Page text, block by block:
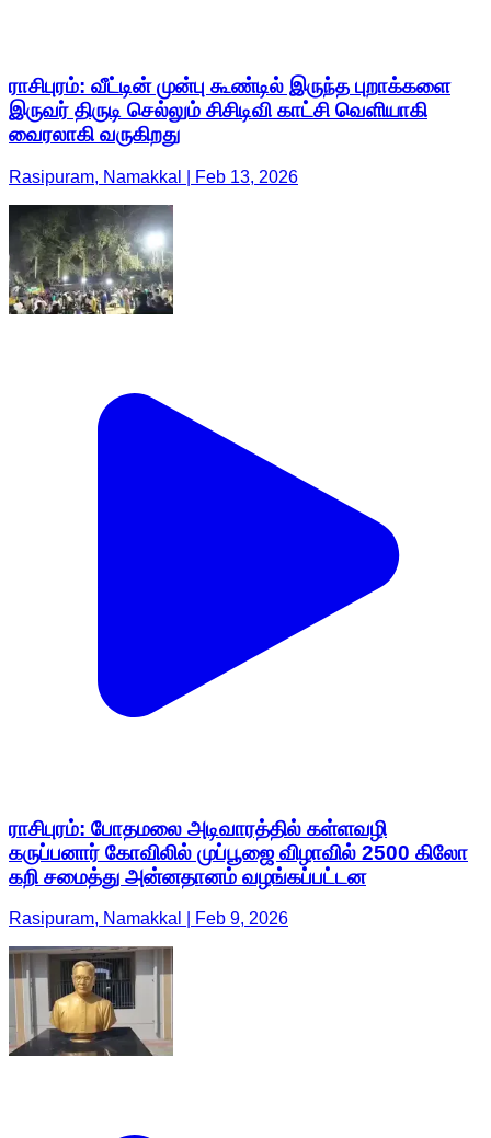
ராசிபுரம்: வீட்டின் முன்பு கூண்டில் இருந்த புறாக்களை
இருவர் திருடி செல்லும் சிசிடிவி காட்சி வெளியாகி
வைரலாகி வருகிறது
Rasipuram, Namakkal | Feb 13, 2026
ராசிபுரம்: போதமலை அடிவாரத்தில் கள்ளவழி
கருப்பனார் கோவிலில் முப்பூஜை விழாவில் 2500 கிலோ
கறி சமைத்து அன்னதானம் வழங்கப்பட்டன
Rasipuram, Namakkal | Feb 9, 2026